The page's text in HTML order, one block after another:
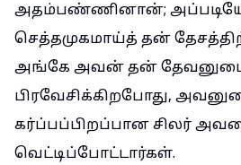
அதம்பண்ணினான்;
செத்தமுகமாய்த் தன்
அங்கே அவன் தன்
பிரவேசிக்கிறபோது,
கர்ப்பப்பிறப்பான சிலர்
வெட்டிப்போட்டார்கள்.